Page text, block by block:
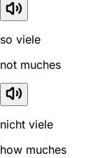
so viele
not muches
nicht viele
how muches